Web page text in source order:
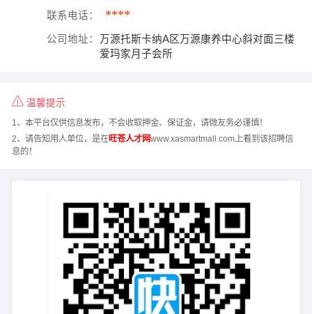
联系电话： ****
公司地址：
万源托斯卡纳A区万源康养中心斜对面三楼
爱玛家月子会所
温馨提示
1、本平台仅供信息发布，不会收取押金、保证金，请微友务必谨慎！
2、请告知用人单位，是在旺苍人才网www.xasmartmall.com上看到该招聘信
息的！